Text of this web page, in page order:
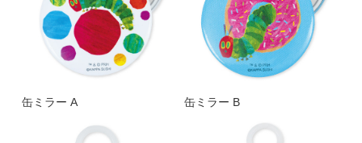
缶ミラー A 缶ミラー B